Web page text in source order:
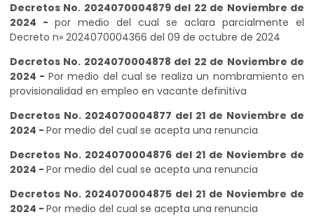
Decretos No. 2024070004879 del 22 de Noviembre de
2024 - por medio del cual se aclara parcialmente el
Decreto n» 2024070004366 del 09 de octubre de 2024
Decretos No. 2024070004878 del 22 de Noviembre de
2024 - Por medio del cual se realiza un nombramiento en
provisionalidad en empleo en vacante definitiva
Decretos No. 2024070004877 del 21 de Noviembre de
2024 - Por medio del cual se acepta una renuncia
Decretos No. 2024070004876 del 21 de Noviembre de
2024 - Por medio del cual se acepta una renuncia
Decretos No. 2024070004875 del 21 de Noviembre de
2024 - Por medio del cual se acepta una renuncia